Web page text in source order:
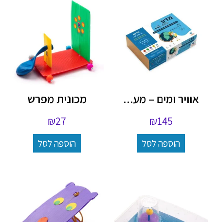
אוויר ומים – מע...
₪145
הוספה לסל
מכונית מפרש
₪27
הוספה לסל